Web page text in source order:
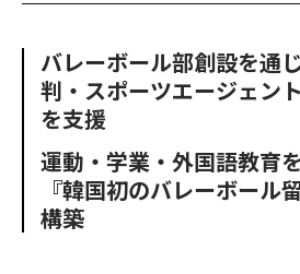
c
o
o
k
i
e
r
バレーボール部創設を通
判・スポーツエージェン
を支援
運動・学業・外国語教育
『韓国初のバレーボール
構築